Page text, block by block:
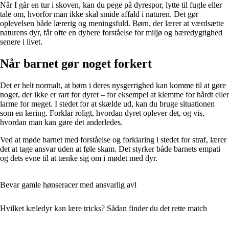
Når I går en tur i skoven, kan du pege på dyrespor, lytte til fugle eller
tale om, hvorfor man ikke skal smide affald i naturen. Det gør
oplevelsen både lærerig og meningsfuld. Børn, der lærer at værdsætte
naturens dyr, får ofte en dybere forståelse for miljø og bæredygtighed
senere i livet.
Når barnet gør noget forkert
Det er helt normalt, at børn i deres nysgerrighed kan komme til at gøre
noget, der ikke er rart for dyret – for eksempel at klemme for hårdt eller
larme for meget. I stedet for at skælde ud, kan du bruge situationen
som en læring. Forklar roligt, hvordan dyret oplever det, og vis,
hvordan man kan gøre det anderledes.
Ved at møde barnet med forståelse og forklaring i stedet for straf, lærer
det at tage ansvar uden at føle skam. Det styrker både barnets empati
og dets evne til at tænke sig om i mødet med dyr.
Bevar gamle hønseracer med ansvarlig avl
Hvilket kæledyr kan lære tricks? Sådan finder du det rette match